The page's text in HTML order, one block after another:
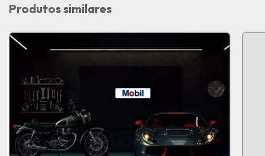
Produtos similares